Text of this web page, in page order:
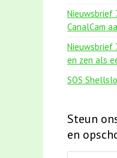
Nieuwsbrief
CanalCam
Nieuwsbrief
en zen als
SOS
Steun
en